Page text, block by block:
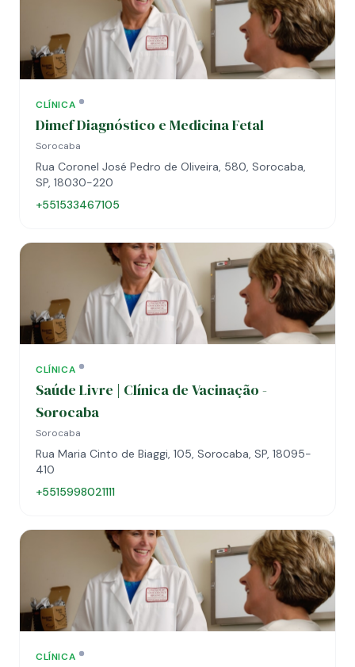
CLÍNICA
Dimef Diagnóstico e Medicina Fetal
Sorocaba
Rua Coronel José Pedro de Oliveira, 580, Sorocaba,
SP, 18030-220
+551533467105
CLÍNICA
Saúde Livre | Clínica de Vacinação -
Sorocaba
Sorocaba
Rua Maria Cinto de Biaggi, 105, Sorocaba, SP, 18095-
410
+5515998021111
CLÍNICA